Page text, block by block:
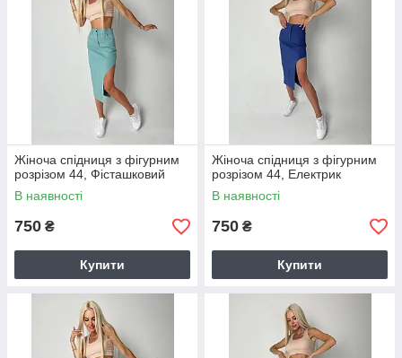
Жіноча спідниця з фігурним
розрізом 44, Фісташковий
В наявності
750 ₴
Купити
Жіноча спідниця з фігурним
розрізом 44, Електрик
В наявності
750 ₴
Купити